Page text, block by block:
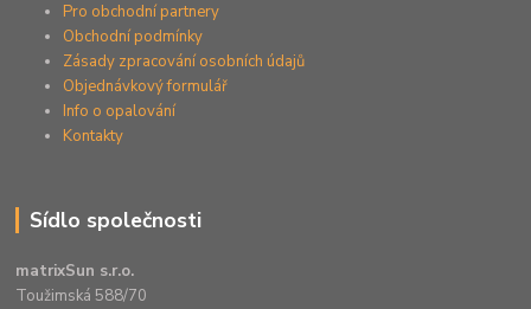
Pro obchodní partnery
Obchodní podmínky
Zásady zpracování osobních údajů
Objednávkový formulář
Info o opalování
Kontakty
Sídlo společnosti
matrixSun s.r.o.
Toužimská 588/70